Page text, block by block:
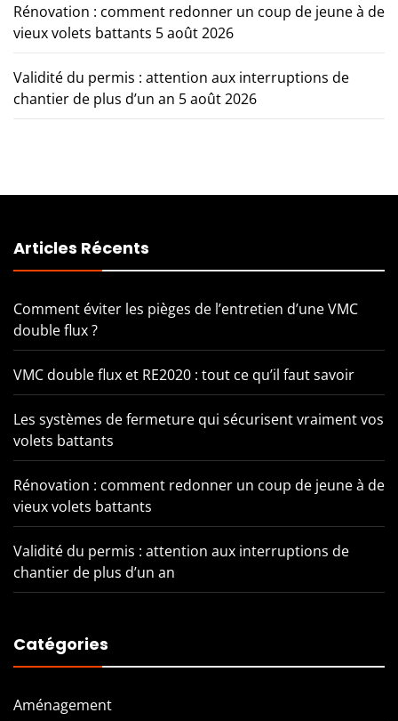
Rénovation : comment redonner un coup de jeune à de
vieux volets battants 5 août 2026
Validité du permis : attention aux interruptions de
chantier de plus d’un an 5 août 2026
Articles Récents
Comment éviter les pièges de l’entretien d’une VMC
double flux ?
VMC double flux et RE2020 : tout ce qu’il faut savoir
Les systèmes de fermeture qui sécurisent vraiment vos
volets battants
Rénovation : comment redonner un coup de jeune à de
vieux volets battants
Validité du permis : attention aux interruptions de
chantier de plus d’un an
Catégories
Aménagement